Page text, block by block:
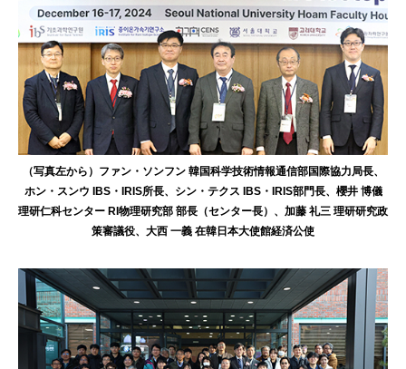
（写真左から）ファン・ソンフン 韓国科学技術情報通信部国際協力局長、
ホン・スンウ IBS・IRIS所長、シン・テクス IBS・IRIS部門長、櫻井 博儀
理研仁科センター RI物理研究部 部長（センター長）、加藤 礼三 理研研究政
策審議役、大西 一義 在韓日本大使館経済公使